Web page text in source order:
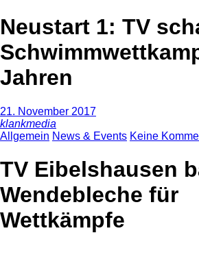
Neustart 1: TV
Jahren
21. November 2017
klankmedia
Allgemein News & Events Keine
TV Eibelshausen
Wendebleche für
Wettkämpfe